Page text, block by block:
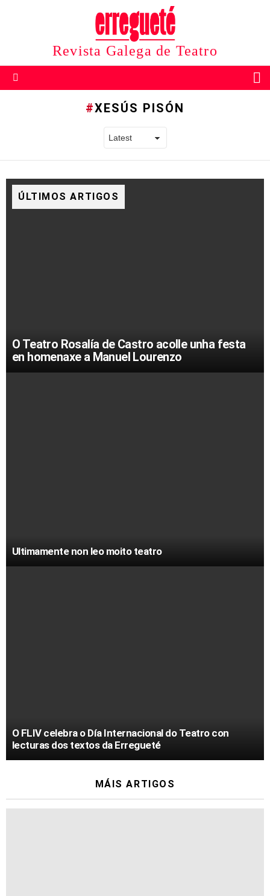
Revista Galega de Teatro
XESÚS PISÓN
ÚLTIMOS ARTIGOS
O Teatro Rosalía de Castro acolle unha festa
en homenaxe a Manuel Lourenzo
Ultimamente non leo moito teatro
O FLIV celebra o Día Internacional do Teatro con
lecturas dos textos da Erregueté
MÁIS ARTIGOS